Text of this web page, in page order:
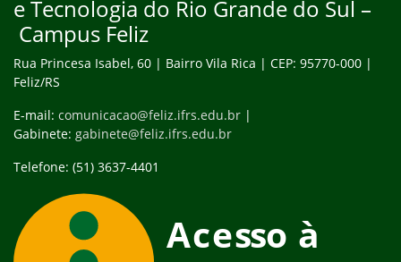
e Tecnologia do Rio Grande do Sul –
Campus Feliz
Rua Princesa Isabel, 60 | Bairro Vila Rica | CEP: 95770-000 |
Feliz/RS
E-mail: comunicacao@feliz.ifrs.edu.br |
Gabinete: gabinete@feliz.ifrs.edu.br
Telefone: (51) 3637-4401